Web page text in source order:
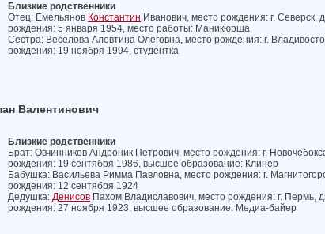
Близкие родственники
Отец: Емельянов Константин Иванович, место рождения: г. Северск,
рождения: 5 января 1954, место работы: Маникюрша
Сестра: Веселова Алевтина Олеговна, место рождения: г.
рождения: 19 ноября 1994, студентка
Валентинович
Близкие родственники
Брат: Овчинников Андроник Петрович, место рождения: г.
рождения: 19 сентября 1986, высшее образование: Клинер
Бабушка: Васильева Римма Павловна, место рождения: г.
рождения: 12 сентября 1924
Дедушка: Денисов Пахом Владиславович, место рождения: г. Пермь,
рождения: 27 ноября 1923, высшее образование: Медиа-байер